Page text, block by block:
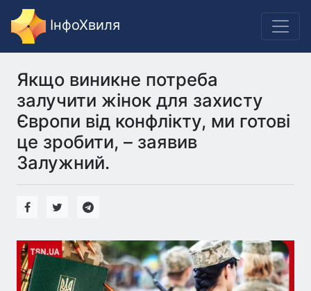
ІнфоХвиля
Якщо виникне потреба
залучити жінок для захисту
Європи від конфлікту, ми готові
це зробити, – заявив
Залужний.